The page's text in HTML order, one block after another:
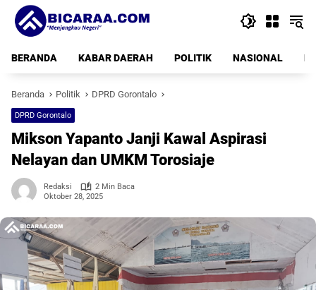
Langsung
konten
BERANDA
KABAR DAERAH POLITIK NASIONAL
Beranda Politik DPRD Gorontalo
DPRD Gorontalo
Mikson Yapanto Janji Kawal Aspirasi
Nelayan dan UMKM Torosiaje
Redaksi
2 Min Baca
Oktober 28, 2025